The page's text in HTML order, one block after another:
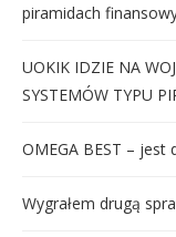
piramidach
UOKIK IDZIE NA
SYSTEMÓW TYPU
OMEGA BEST –
Wygrałem drugą